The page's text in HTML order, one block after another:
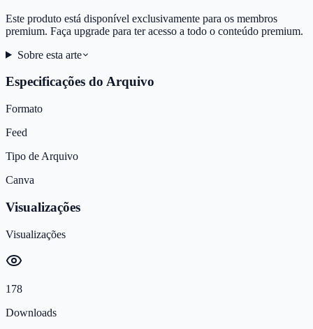
Este produto está disponível exclusivamente para os membros
premium. Faça upgrade para ter acesso a todo o conteúdo premium.
Sobre esta arte
Especificações do Arquivo
Formato
Feed
Tipo de Arquivo
Canva
Visualizações
Visualizações
178
Downloads